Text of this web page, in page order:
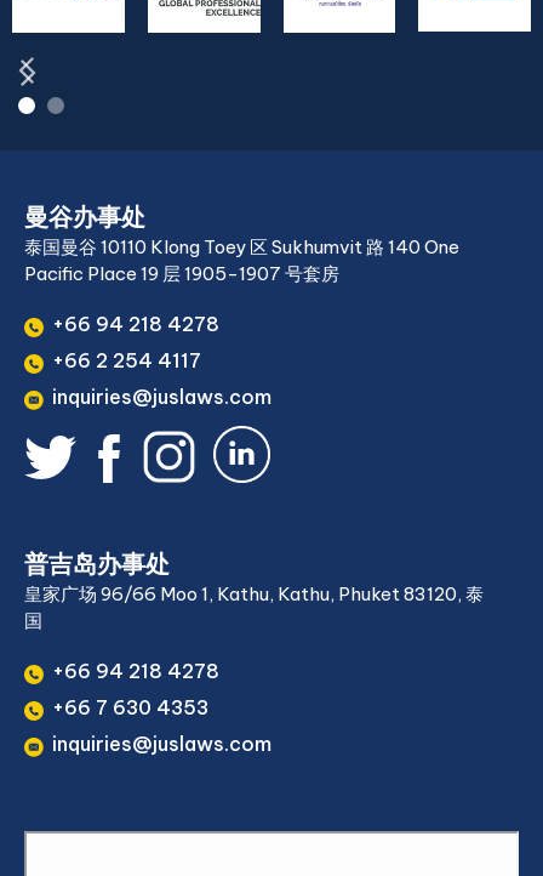
曼谷办事处
泰国曼谷 10110 Klong Toey 区 Sukhumvit 路 140 One
Pacific Place 19 层 1905-1907 号套房
+66 94 218 4278
+66 2 254 4117
inquiries@juslaws.com
普吉岛办事处
皇家广场 96/66 Moo 1, Kathu, Kathu, Phuket 83120, 泰
国
+66 94 218 4278
+66 7 630 4353
inquiries@juslaws.com